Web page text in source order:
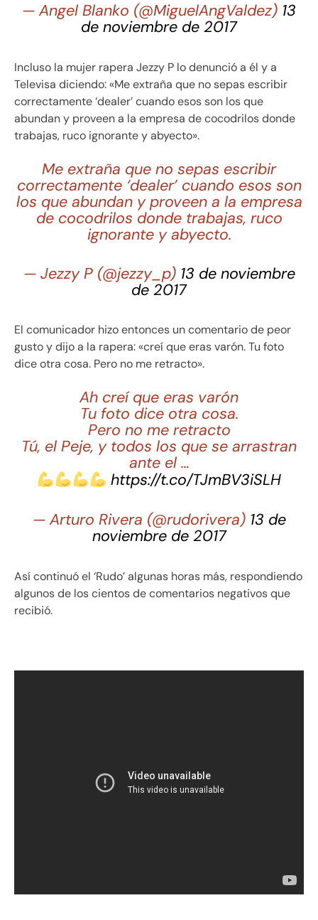
— Angel Blanko (@MiguelAngValdez) 13
de noviembre de 2017
Incluso la mujer rapera Jezzy P lo denunció a él y a
Televisa diciendo: «Me extraña que no sepas escribir
correctamente ‘dealer’ cuando esos son los que
abundan y proveen a la empresa de cocodrilos donde
trabajas, ruco ignorante y abyecto».
Me extraña que no sepas escribir
correctamente ‘dealer’ cuando esos son
los que abundan y proveen a la empresa
de cocodrilos donde trabajas, ruco
ignorante y abyecto.
— Jezzy P (@jezzy_p) 13 de noviembre
de 2017
El comunicador hizo entonces un comentario de peor
gusto y dijo a la rapera: «creí que eras varón. Tu foto
dice otra cosa. Pero no me retracto».
Ah creí que eras varón
Tu foto dice otra cosa.
Pero no me retracto
Tú, el Peje, y todos los que se arrastran
ante el …
https://t.co/TJmBV3iSLH
— Arturo Rivera (@rudorivera) 13 de
noviembre de 2017
Así continuó el ‘Rudo’ algunas horas más, respondiendo
algunos de los cientos de comentarios negativos que
recibió.